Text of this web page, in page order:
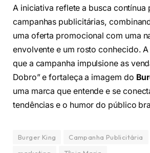
A iniciativa reflete a busca contínua
campanhas publicitárias,
uma oferta promocional com uma
envolvente e um rosto conhecido.
que a campanha impulsione as
Dobro” e fortaleça a imagem do
uma marca que entende e se
tendências e o humor do público
Burger King Campanha Publicitária